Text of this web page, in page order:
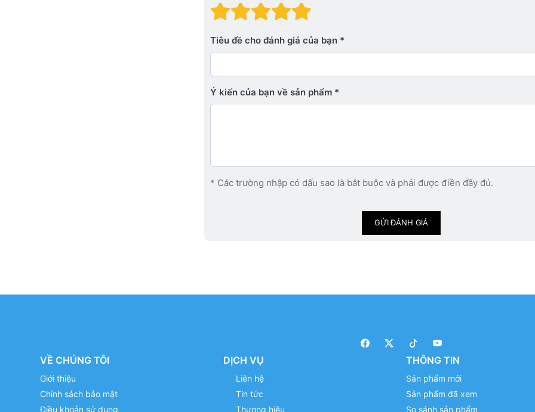
Đánh giá: 4 trên 5 sao.
Đánh giá: 3 trên 5 sao.
Đánh giá: 2 trên 5 sao.
Đánh giá: 1 trên 5 sao. Xấu
Tiêu đề cho đánh giá của bạn
Ý kiến ​​của bạn về sản phẩm
* Các trường nhập có dấu sao là bắt buộc và phải được điền đầy đủ.
GỬI ĐÁNH GIÁ
VỀ CHÚNG TÔI
Giới thiệu
Chính sách bảo mật
Điều khoản sử dụng
DỊCH VỤ
Liên hệ
Tin tức
Thương hiệu
THÔNG TIN
Sản phẩm mới
Sản phẩm đã xem
So sánh sản phẩm